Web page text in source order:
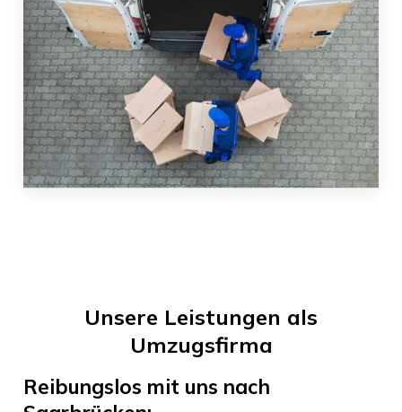
Unsere Leistungen als
Umzugsfirma
Reibungslos mit uns nach